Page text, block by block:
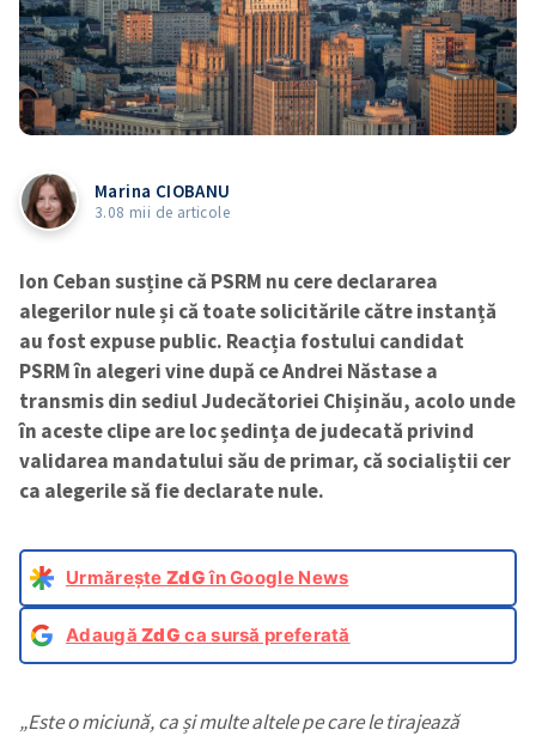
Marina CIOBANU
3.08 mii de articole
Ion Ceban susține că PSRM nu cere declararea
alegerilor nule și că toate solicitările către instanță
au fost expuse public. Reacția fostului candidat
PSRM în alegeri vine după ce Andrei Năstase a
transmis din sediul Judecătoriei Chișinău, acolo unde
în aceste clipe are loc ședința de judecată privind
validarea mandatului său de primar, că socialiștii cer
ca alegerile să fie declarate nule.
Urmărește ZdGîn Google News
AdaugăZdG ca sursă preferată
„Este o miciună, ca și multe altele pe care le tirajează